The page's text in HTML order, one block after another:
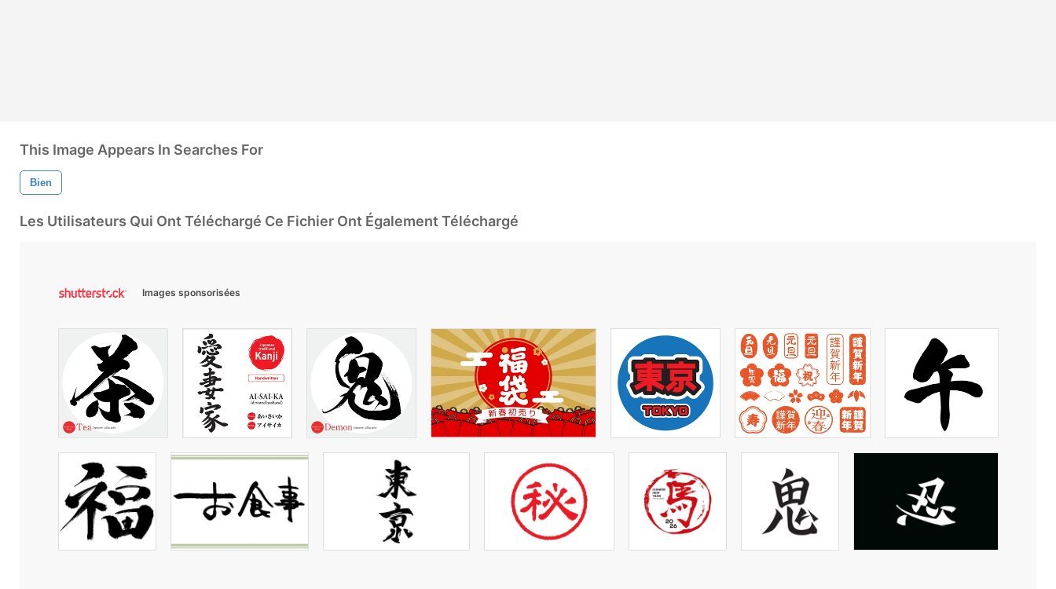
This Image Appears In Searches For
Bien
Les Utilisateurs Qui Ont Téléchargé Ce Fichier Ont Également Téléchargé
Images sponsorisées